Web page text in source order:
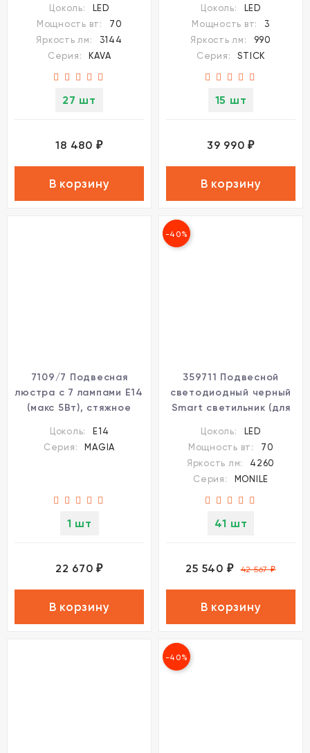
ступенчатым перекл.
цветовой температуры
70Вт 3144Лм
3000;4000;6000K CRI80
220V Lumion KAVA
Цоколь:
LED
Мощность вт:
70
Яркость лм:
3144
Серия:
KAVA
27 шт
18 480 ₽
В корзину
длины LED 27Вт 990Лм
3000K CRI80 220V
LUMION STICK
Цоколь:
LED
Мощность вт:
3
Яркость лм:
990
Серия:
STICK
15 шт
39 990₽
В корзину
7109/7 Подвесная
люстра с 7 лампами E14
(макс 5Вт), стяжное
Odeon Light MAGIA
Цоколь:
E14
Серия:
MAGIA
1 шт
22 670₽
В корзину
-40%
359711 Подвесной
светодиодный черный
Smart светильник (для
359392) 70W 4260Лм
1800-4000К CRI90
Novotech MONILE
Цоколь:
LED
Мощность вт:
70
Яркость лм:
4260
Серия:
MONILE
41 шт
25 540 ₽ 42 567₽
В корзину
-40%